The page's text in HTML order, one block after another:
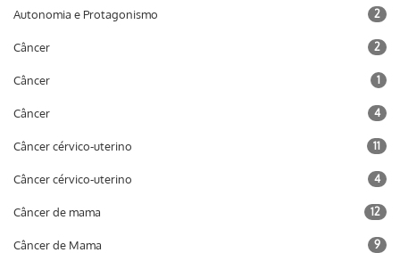
Autonomia e Protagonismo 2
Câncer 2
Câncer 1
Câncer 4
Câncer cérvico-uterino 11
Câncer cérvico-uterino 4
Câncer de mama 12
Câncer de Mama 9